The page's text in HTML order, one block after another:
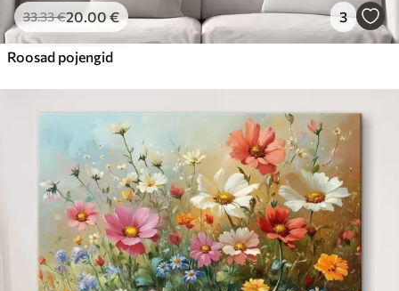
33.33€20.00 € 3
Roosad pojengid